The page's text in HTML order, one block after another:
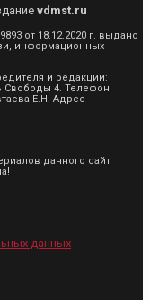
vdmst.ru
от 18.12.2020 г. выдано
информационных
и редакции:
Свободы 4. Телефон
Е.Н. Адрес
данного сайт
данных